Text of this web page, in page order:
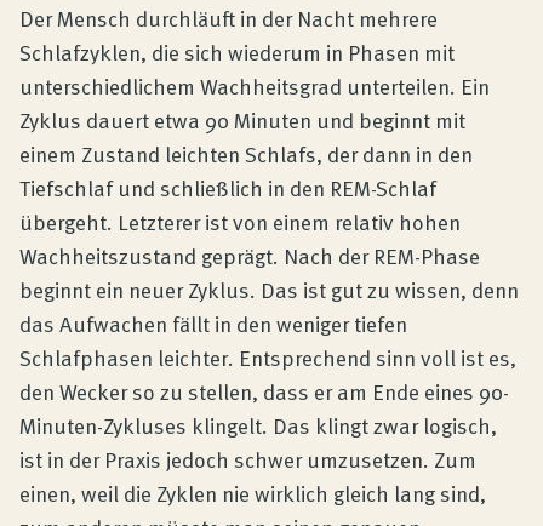
Der Mensch durchläuft in der Nacht mehrere
Schlafzyklen, die sich wiederum in Phasen mit
unterschiedlichem Wachheitsgrad unterteilen. Ein
Zyklus dauert etwa 90 Minuten und beginnt mit
einem Zustand leichten Schlafs, der dann in den
Tiefschlaf und schließlich in den REM-Schlaf
übergeht. Letzterer ist von einem relativ hohen
Wachheitszustand geprägt. Nach der REM-Phase
beginnt ein neuer Zyklus. Das ist gut zu wissen, denn
das Aufwachen fällt in den weniger tiefen
Schlafphasen leichter. Entsprechend sinn voll ist es,
den Wecker so zu stellen, dass er am Ende eines 90-
Minuten-Zykluses klingelt. Das klingt zwar logisch,
ist in der Praxis jedoch schwer umzusetzen. Zum
einen, weil die Zyklen nie wirklich gleich lang sind,